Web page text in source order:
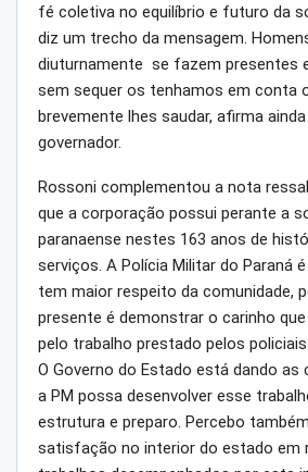
fé coletiva no equilíbrio e futuro da
diz um trecho da mensagem.
diuturnamente se fazem presentes
sem sequer os tenhamos em conta
brevemente lhes saudar, afirma
governador.
Rossoni complementou a nota
que a corporação possui perante a
paranaense nestes 163 anos de
serviços. A Polícia Militar do Paraná
tem maior respeito da comunidade,
presente é demonstrar o carinho
pelo trabalho prestado pelos
O Governo do Estado está dando as
a PM possa desenvolver esse
estrutura e preparo. Percebo
satisfação no interior do estado em